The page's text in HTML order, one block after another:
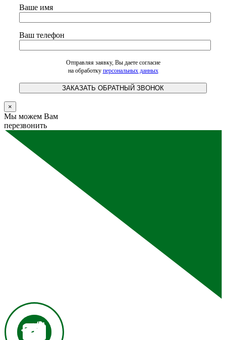
Ваше имя
Ваш телефон
Отправляя заявку, Вы даете согласие
на обработку персональных данных
×
Мы можем Вам
перезвонить